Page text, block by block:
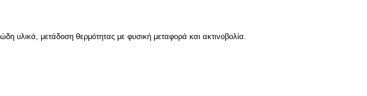
μετάδοση θερμότητας με φυσική μεταφορά και ακτινοβολία.